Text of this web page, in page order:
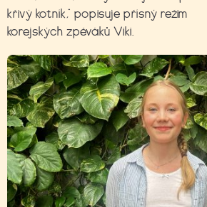
křivý kotník,“ popisuje přísný režim
korejských zpěváků Viki.